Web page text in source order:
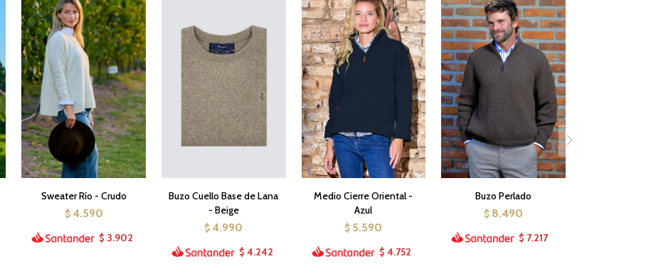
Sweater Río - Crudo
$ 4.590
$ 3.902
Buzo Cuello Base de Lana
- Beige
$ 4.990
$ 4.242
Medio Cierre Oriental -
Azul
$ 5.590
$ 4.752
Buzo Perlado
$ 8.490
$ 7.217